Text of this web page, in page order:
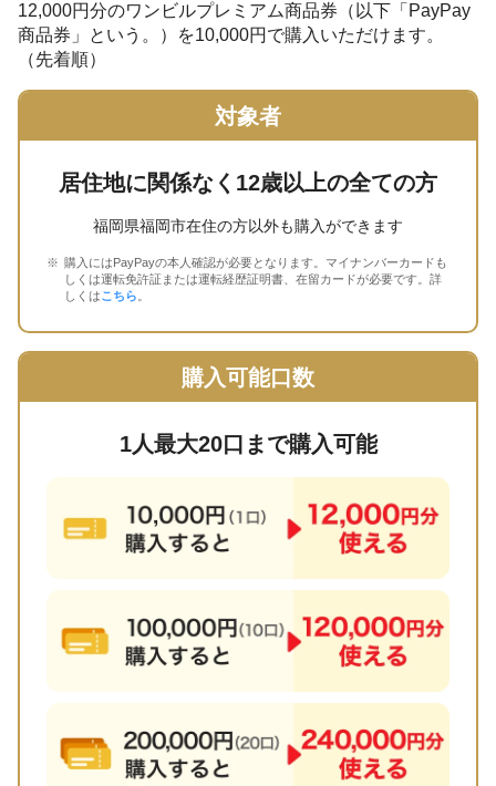
12,000円分のワンビルプレミアム商品券（以下「PayPay
商品券」という。）を10,000円で購入いただけます。
（先着順）
対象者
居住地に関係なく12歳以上の全ての方
福岡県福岡市在住の方以外も購入ができます
購入にはPayPayの本人確認が必要となります。マイナンバーカードも
しくは運転免許証または運転経歴証明書、在留カードが必要です。詳
しくはこちら
購入可能口数
1人最大20口まで購入可能